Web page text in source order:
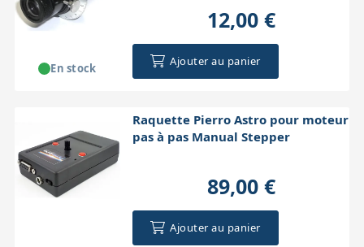
12,00 €
Ajouter au panier
En stock
Raquette Pierro Astro pour moteur
pas à pas Manual Stepper
89,00 €
Ajouter au panier